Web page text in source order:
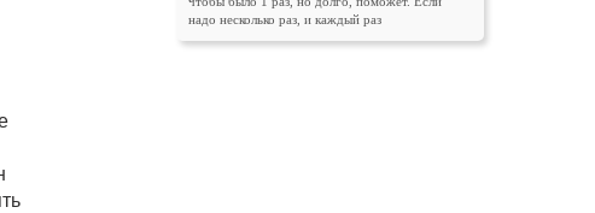
надо несколько раз, и каждый раз